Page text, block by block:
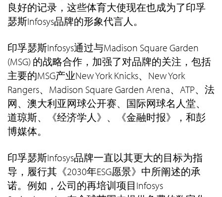
良好的记录，这些体育大使现在也成为了印孚
瑟斯Infosys品牌的形象代言人。
印孚瑟斯Infosys通过与Madison Square Garden
(MSG) 的战略合作，加强了对品牌的关注，包括
主要的MSG产业New York Knicks、New York
Rangers、Madison Square Garden Arena、ATP、法
网、澳大利亚网球公开赛、国际网球名人堂、
道琼斯、《经济学人》、《金融时报》，和彭
博媒体。
印孚瑟斯Infosys品牌一直以其更大的目标为指
导，履行其《2030年ESG愿景》中所阐述的承
诺。例如，公司的再培训项目Infosys